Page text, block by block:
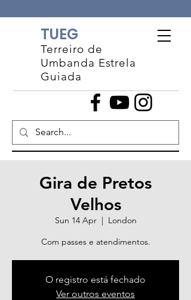
TUEG
Terreiro de
Umbanda Estrela
Guiada
Gira de Pretos
Velhos
Sun 14 Apr
  |
London
Com passes e atendimentos.
O registro está fechado
Ver outros eventos